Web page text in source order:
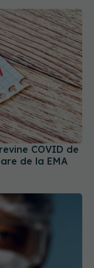
COVID de
de la EMA